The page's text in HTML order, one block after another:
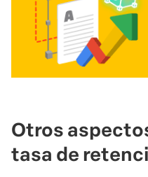
Otros
tasa de